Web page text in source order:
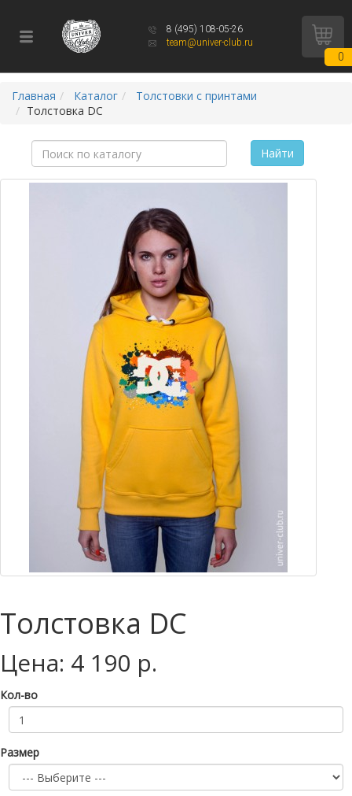
8 (495) 108-05-26
team@univer-club.ru
0
Главная Каталог
Толстовки с принтами
Толстовка DC
Найти
Толстовка DC
Цена: 4 190 р.
Кол-во
Размер